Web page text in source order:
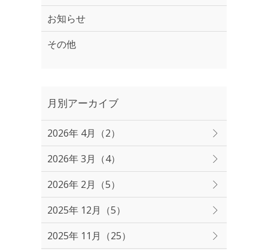
お知らせ
その他
月別アーカイブ
2026年 4月（2）
2026年 3月（4）
2026年 2月（5）
2025年 12月（5）
2025年 11月（25）